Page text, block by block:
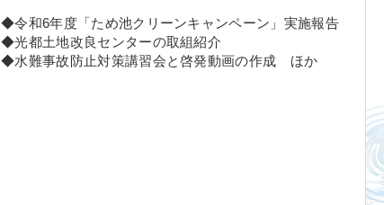
◆令和6年度「ため池クリーンキャンペーン」実施報告
◆光都土地改良センターの取組紹介
◆水難事故防止対策講習会と啓発動画の作成 ほか